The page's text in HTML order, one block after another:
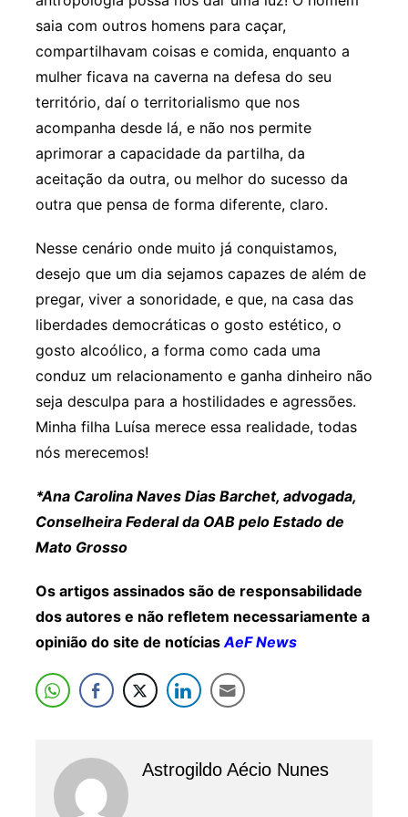
saia com outros homens para caçar,
compartilhavam coisas e comida, enquanto a
mulher ficava na caverna na defesa do seu
território, daí o territorialismo que nos
acompanha desde lá, e não nos permite
aprimorar a capacidade da partilha, da
aceitação da outra, ou melhor do sucesso da
outra que pensa de forma diferente, claro.
Nesse cenário onde muito já conquistamos,
desejo que um dia sejamos capazes de além de
pregar, viver a sonoridade, e que, na casa das
liberdades democráticas o gosto estético, o
gosto alcoólico, a forma como cada uma
conduz um relacionamento e ganha dinheiro não
seja desculpa para a hostilidades e agressões.
Minha filha Luísa merece essa realidade, todas
nós merecemos!
*Ana Carolina Naves Dias Barchet, advogada,
Conselheira Federal da OAB pelo Estado de
Mato Grosso
Os artigos assinados são de responsabilidade
dos autores e não refletem necessariamente a
opinião do site de notíciasAeF News
Astrogildo Aécio Nunes